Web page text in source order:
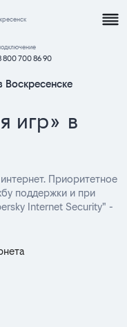
800 700 86 90
Воскресенске
игр» в
Приоритетное
поддержки и при
Internet Security" -